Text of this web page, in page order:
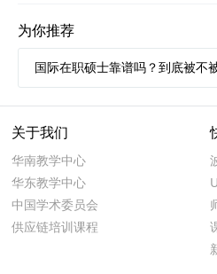
为你推荐
国际在职硕士靠谱吗？到底被不
关于我们
华南教学中心
华东教学中心
中国学术委员会
供应链培训课程